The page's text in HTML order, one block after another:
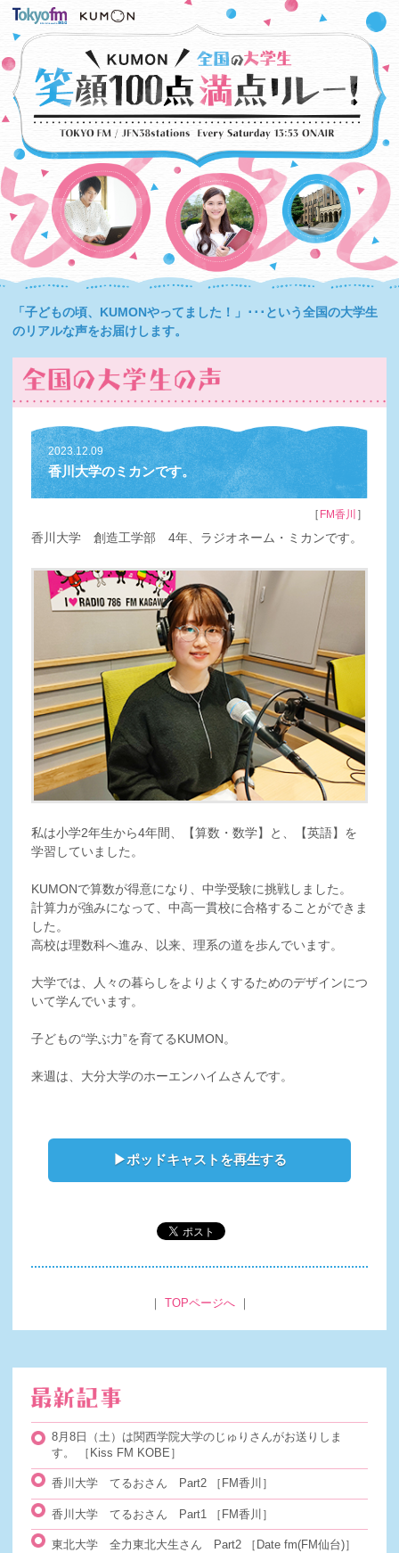
「子どもの頃、KUMONやってました！」･･･という全国の大学生
のリアルな声をお届けします。
2023.12.09
香川大学のミカンです。
［ FM香川 ］
香川大学 創造工学部 4年、ラジオネーム・ミカンです。
私は小学2年生から4年間、【算数・数学】と、【英語】を
学習していました。
KUMONで算数が得意になり、中学受験に挑戦しました。
計算力が強みになって、中高一貫校に合格することができま
した。
高校は理数科へ進み、以来、理系の道を歩んでいます。
大学では、人々の暮らしをよりよくするためのデザインにつ
いて学んでいます。
子どもの“学ぶ力”を育てるKUMON。
来週は、大分大学のホーエンハイムさんです。
▶ポッドキャストを再生する
｜ TOPページへ｜
8月8日（土）は関西学院大学のじゅりさんがお送りしま
す。
［Kiss FM KOBE］
香川大学 てるおさん Part2 ［FM香川］
香川大学 てるおさん Part1 ［FM香川］
東北大学 全力東北大生さん Part2 ［Date fm(FM仙台)］